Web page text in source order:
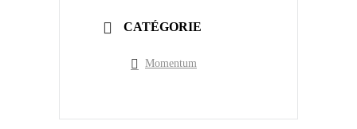
CATÉGORIE
Momentum